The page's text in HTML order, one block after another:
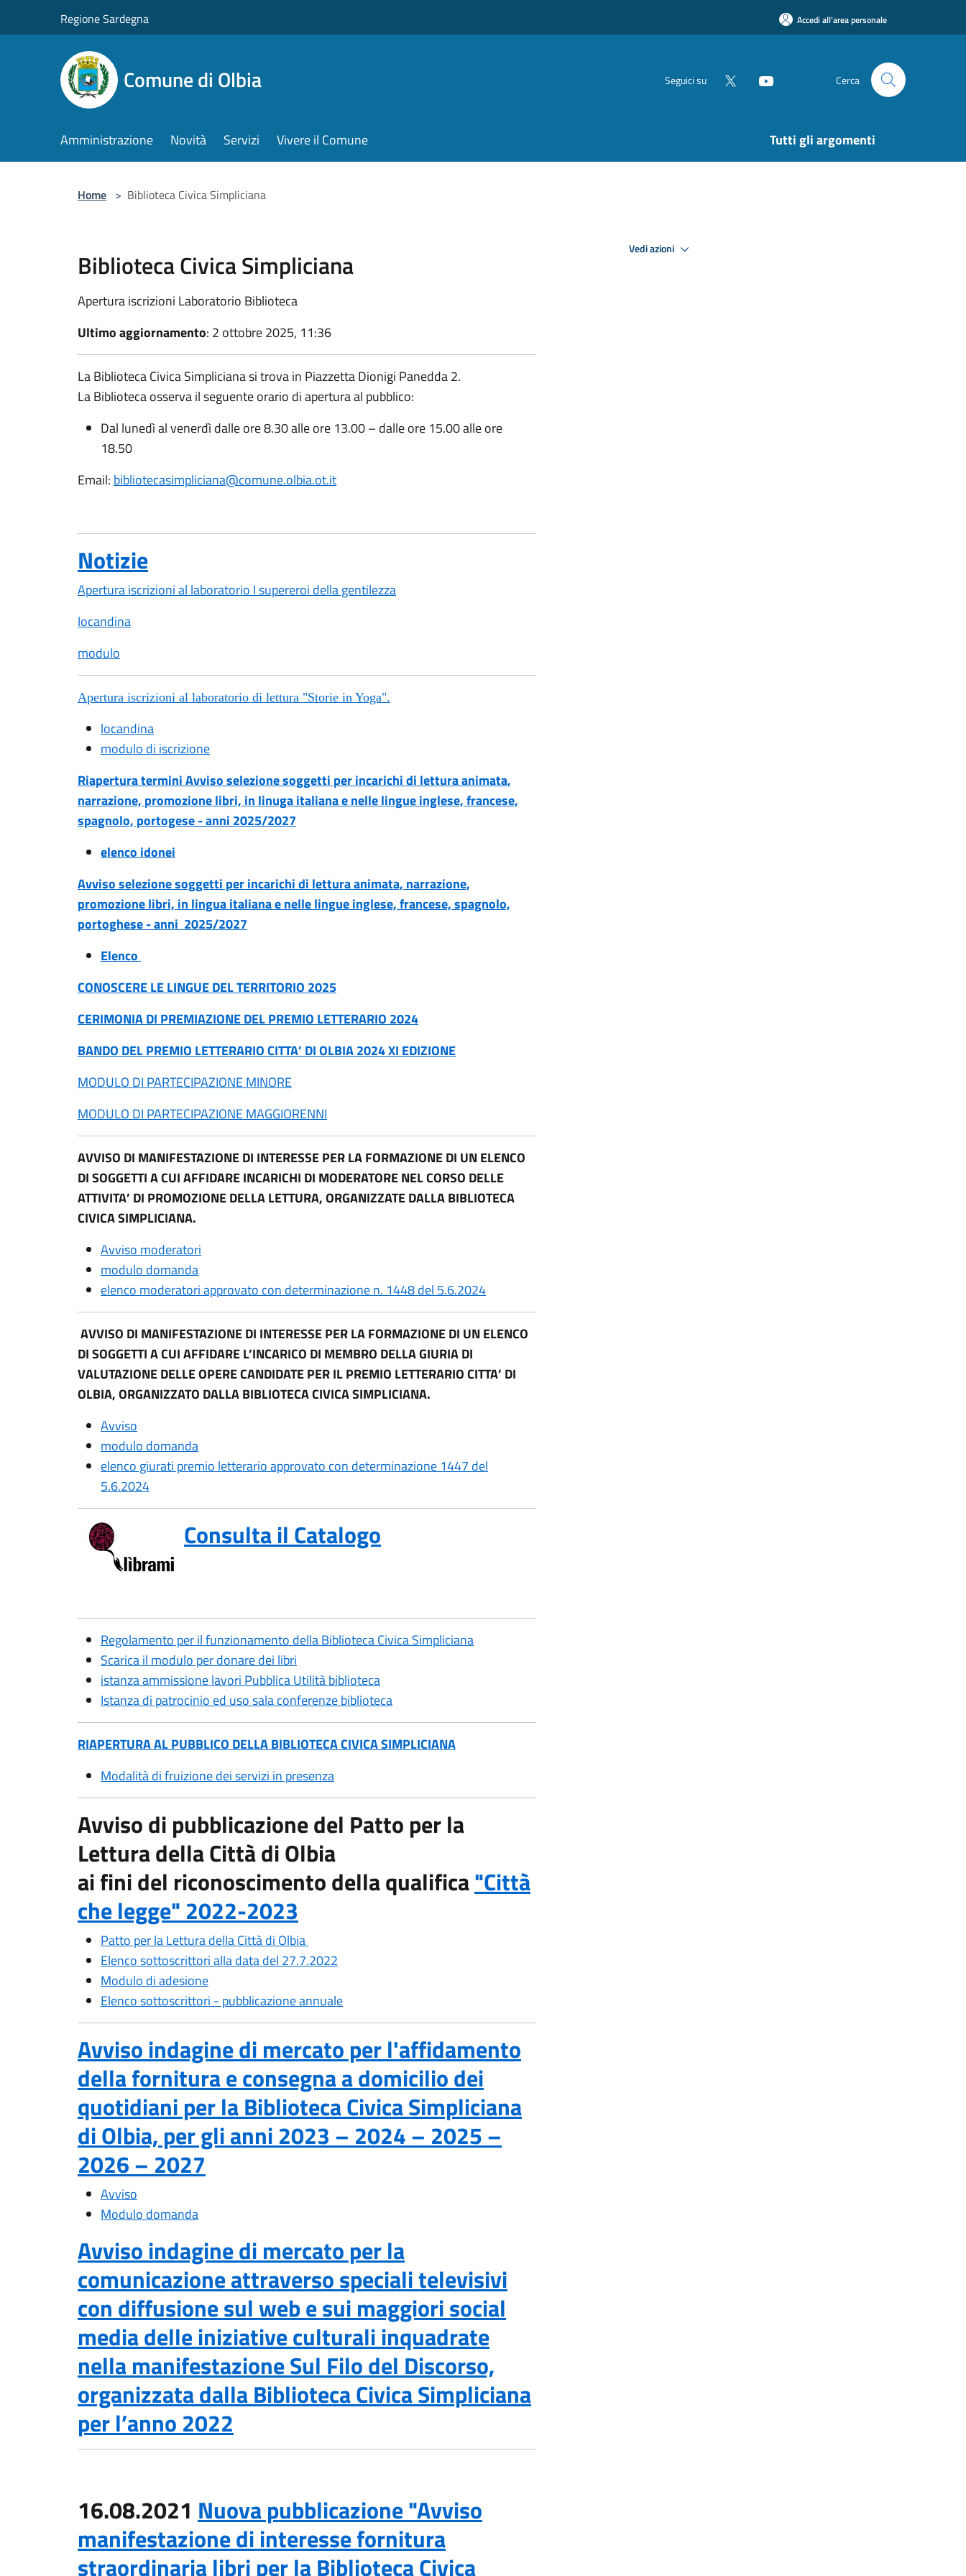
Regione Sardegna Accedi all'area personale
Comune di Olbia Seguici su Cerca
Amministrazione Novità Servizi Vivere il Comune Tutti gli argomenti
Home > Biblioteca Civica Simpliciana
Biblioteca Civica Simpliciana
Apertura iscrizioni Laboratorio Biblioteca
Ultimo aggiornamento: 2 ottobre 2025, 11:36
La Biblioteca Civica Simpliciana si trova in Piazzetta Dionigi Panedda 2.
La Biblioteca osserva il seguente orario di apertura al pubblico:
Dal lunedì al venerdì dalle ore 8.30 alle ore 13.00 – dalle ore 15.00 alle ore
18.50
Email: bibliotecasimpliciana@comune.olbia.ot.it
Notizie
Apertura iscrizioni al laboratorio I supereroi della gentilezza
locandina
modulo
Apertura iscrizioni al laboratorio di lettura "Storie in Yoga".
locandina
modulo di iscrizione
Riapertura termini Avviso selezione soggetti per incarichi di lettura animata,
narrazione, promozione libri, in linuga italiana e nelle lingue inglese, francese,
spagnolo, portogese - anni 2025/2027
elenco idonei
Avviso selezione soggetti per incarichi di lettura animata, narrazione,
promozione libri, in lingua italiana e nelle lingue inglese, francese, spagnolo,
portoghese - anni 2025/2027
Elenco
CONOSCERE LE LINGUE DEL TERRITORIO 2025
CERIMONIA DI PREMIAZIONE DEL PREMIO LETTERARIO 2024
BANDO DELPREMIO LETTERARIO CITTA’ DI OLBIA 2024XI EDIZIONE
MODULO DI PARTECIPAZIONE MINORE
MODULO DI PARTECIPAZIONE MAGGIORENNI
AVVISO DI MANIFESTAZIONE DI INTERESSE PER LA FORMAZIONE DI UN ELENCO
DI SOGGETTI A CUI AFFIDARE INCARICHI DI MODERATORE NEL CORSO DELLE
ATTIVITA’ DI PROMOZIONE DELLA LETTURA, ORGANIZZATE DALLA BIBLIOTECA
CIVICA SIMPLICIANA.
Avviso moderatori
modulo domanda
elenco moderatori approvato con determinazione n. 1448 del 5.6.2024
AVVISO DI MANIFESTAZIONE DI INTERESSE PER LA FORMAZIONE DI UN ELENCO
DI SOGGETTI A CUI AFFIDARE L’INCARICO DI MEMBRO DELLA GIURIA DI
VALUTAZIONE DELLE OPERE CANDIDATE PER IL PREMIO LETTERARIO CITTA’ DI
OLBIA, ORGANIZZATO DALLA BIBLIOTECA CIVICA SIMPLICIANA.
Avviso
modulo domanda
elenco giurati premio letterario approvato con determinazione 1447 del
5.6.2024
Consulta il Catalogo
Regolamento per il funzionamento della Biblioteca Civica Simpliciana
Scarica il modulo per donare dei libri
istanza ammissione lavori Pubblica Utilità biblioteca
Istanza di patrocinio ed uso sala conferenze biblioteca
RIAPERTURA AL PUBBLICO DELLA BIBLIOTECA CIVICA SIMPLICIANA
Modalità di fruizione dei servizi in presenza
Avviso di pubblicazione del Patto per la
Lettura della Città di Olbia
ai fini del riconoscimento della qualifica"Città
che legge" 2022-2023
Patto per la Lettura della Città di Olbia
Elenco sottoscrittori alla data del 27.7.2022
Modulo di adesione
Elenco sottoscrittori - pubblicazione annuale
Avviso indagine di mercato per l'affidamento
della fornitura e consegna a domicilio dei
quotidiani per la Biblioteca Civica Simpliciana
di Olbia, per gli anni 2023 – 2024 – 2025 –
2026 – 2027
Avviso
Modulo domanda
Avviso indagine di mercato per la
comunicazione attraverso speciali televisivi
con diffusione sul web e sui maggiori social
media delle iniziative culturali inquadrate
nella manifestazione Sul Filo del Discorso,
organizzata dalla Biblioteca Civica Simpliciana
per l’anno 2022
16.08.2021 Nuova pubblicazione "Avviso
manifestazione di interesse fornitura
straordinaria libri per la Biblioteca Civica
Vedi azioni